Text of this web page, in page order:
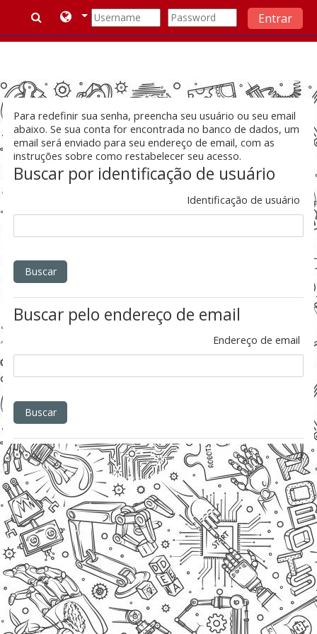
Ir para o conteúdo principal
Entrar
Para redefinir sua senha, preencha seu usuário ou seu email
abaixo. Se sua conta for encontrada no banco de dados, um
email será enviado para seu endereço de email, com as
instruções sobre como restabelecer seu acesso.
Buscar por identificação de usuário
Identificação de usuário
Buscar pelo endereço de email
Endereço de email